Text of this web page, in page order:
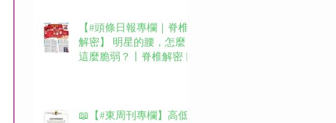
【#頭條日報專欄｜脊椎
解密】 明星的腰，怎麼
這麼脆弱？丨脊椎解密 |
📖【#東周刊專欄】高低